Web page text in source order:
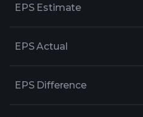
EPS Estimate
EPS Actual
EPS Difference